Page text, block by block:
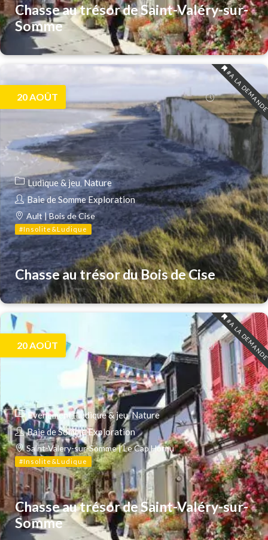
Chasse au trésor de Saint-Valéry-sur-
Somme
#A LA
20 AOÛT
Ludique & jeu Nature
Baie de Somme Exploration
Ault | Bois de Cise
#Insolite&Ludique
Chasse au trésor du Bois de Cise
#A LA
20 AOÛT
Evenement Ludique & jeu Nature
Baie de Somme Exploration
Saint-Valery-sur-Somme | Le Cap Hornu
#Insolite&Ludique
Chasse au trésor de Saint-Valéry-sur-
Somme